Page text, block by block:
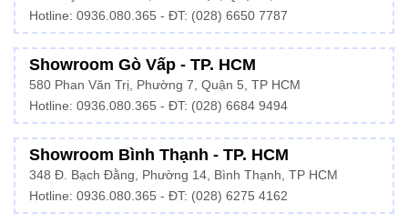
Hotline: 0936.080.365 - ĐT: (028) 6650 7787
Showroom Gò Vấp - TP. HCM
580 Phan Văn Trị, Phường 7, Quận 5, TP HCM
Hotline: 0936.080.365 - ĐT: (028) 6684 9494
Showroom Bình Thạnh - TP. HCM
348 Đ. Bạch Đằng, Phường 14, Bình Thạnh, TP HCM
Hotline: 0936.080.365 - ĐT: (028) 6275 4162